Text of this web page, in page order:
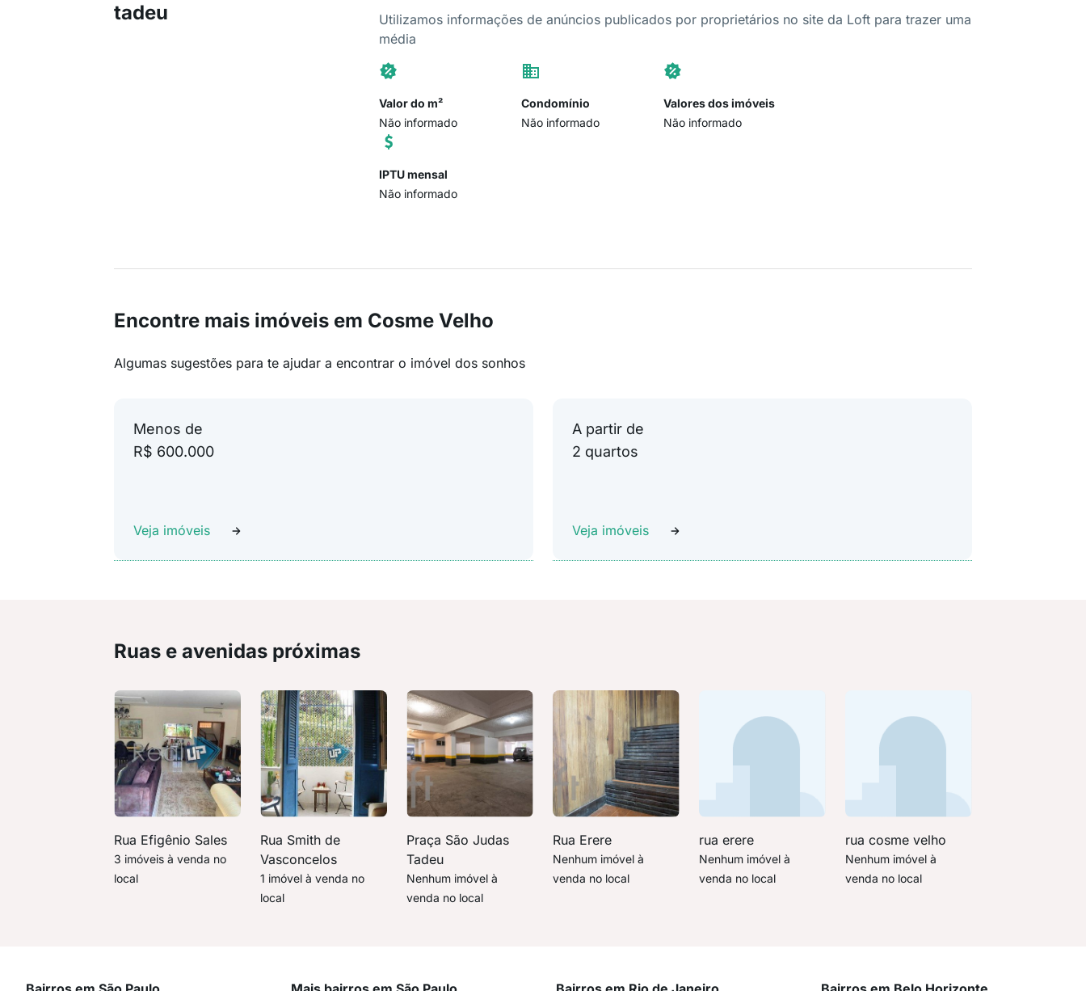
tadeu
Utilizamos informações de anúncios publicados por proprietários no site da Loft para trazer uma
média
Valor do m²
Não informado
Condomínio
Não informado
Valores dos imóveis
Não informado
IPTU mensal
Não informado
Encontre mais imóveis em Cosme Velho
Algumas sugestões para te ajudar a encontrar o imóvel dos sonhos
Menos de
R$ 600.000
Veja imóveis
A partir de
2 quartos
Veja imóveis
Ruas e avenidas próximas
Rua Efigênio Sales
3 imóveis à venda no
local
Rua Smith de
Vasconcelos
1 imóvel à venda no
local
Praça São Judas
Tadeu
Nenhum imóvel à
venda no local
Rua Erere
Nenhum imóvel à
venda no local
rua erere
Nenhum imóvel à
venda no local
rua cosme velho
Nenhum imóvel à
venda no local